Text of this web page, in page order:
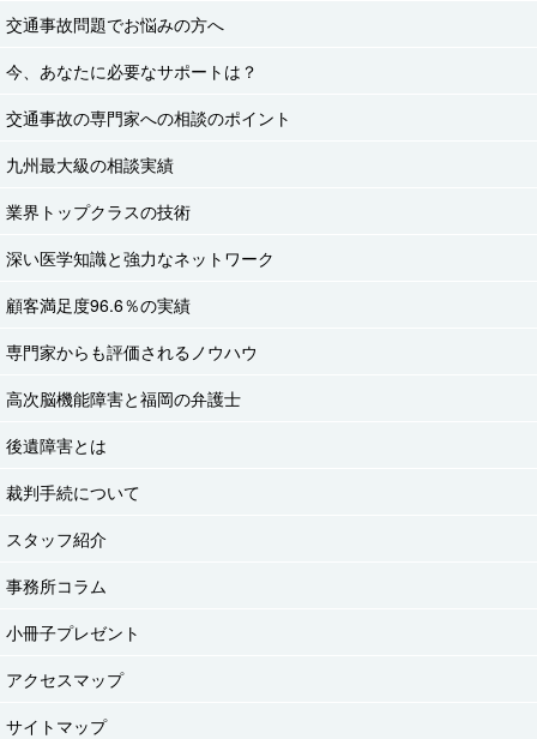
交通事故問題でお悩みの方へ
今、あなたに必要なサポートは？
交通事故の専門家への相談のポイント
九州最大級の相談実績
業界トップクラスの技術
深い医学知識と強力なネットワーク
顧客満足度96.6％の実績
専門家からも評価されるノウハウ
高次脳機能障害と福岡の弁護士
後遺障害とは
裁判手続について
スタッフ紹介
事務所コラム
小冊子プレゼント
アクセスマップ
サイトマップ